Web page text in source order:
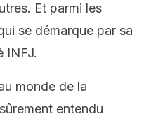
Et parmi les
se démarque par sa
INFJ.
monde de la
entendu